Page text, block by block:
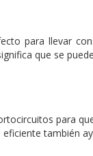
para llevar
que se
para
también